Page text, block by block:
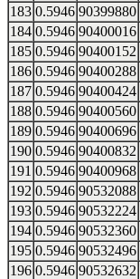
183 0.5946 90399880
184 0.5946 90400016
185 0.5946 90400152
186 0.5946 90400288
187 0.5946 90400424
188 0.5946 90400560
189 0.5946 90400696
190 0.5946 90400832
191 0.5946 90400968
192 0.5946 90532088
193 0.5946 90532224
194 0.5946 90532360
195 0.5946 90532496
196 0.5946 90532632